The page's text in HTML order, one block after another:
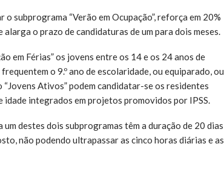
subprograma “Verão em Ocupação”, reforça em 20%
o prazo de candidaturas de um para dois meses.
em Férias” os jovens entre os 14 e os 24 anos de
o 9.º ano de escolaridade, ou equiparado, ou
Ativos” podem candidatar-se os residentes
idade integrados em projetos promovidos por IPSS.
destes dois subprogramas têm a duração de 20 dias
não podendo ultrapassar as cinco horas diárias e as